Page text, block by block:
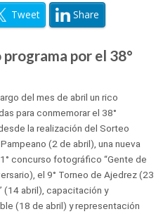
Tweet Share
por el 38°
del mes de abril un rico
para conmemorar el 38°
la realización del Sorteo
(2 de abril), una nueva
concurso fotográfico “Gente de
el 9° Torneo de Ajedrez (23
(14 abril), capacitación y
(18 de abril) y representación